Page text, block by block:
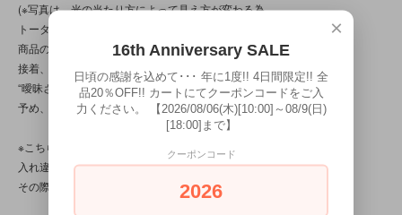
(※写真は、光の当たり方によって見え方が変わる為、
トータル的に判断頂けると幸いです。
商品の特性/性質上、上記の問題以前に、
接着、バリ処理、作り自体に、
“曖昧さ”“甘さ”“雑さ”の部分が見られる商品です。
予め、ご了承くださいませ。)
※こちらの商品は店頭でも販売しています。
入れ違いで完売してしまう場合がございます。
その際はご容赦くださいませ。
×
16th Anniversary SALE
日頃の感謝を込めて･･･ 年に1度!! 4日間限定!! 全
品20％OFF!! カートにてクーポンコードをご入
力ください。 【2026/08/06(木)[10:00]～08/9(日)
[18:00]まで】
クーポンコード
2026